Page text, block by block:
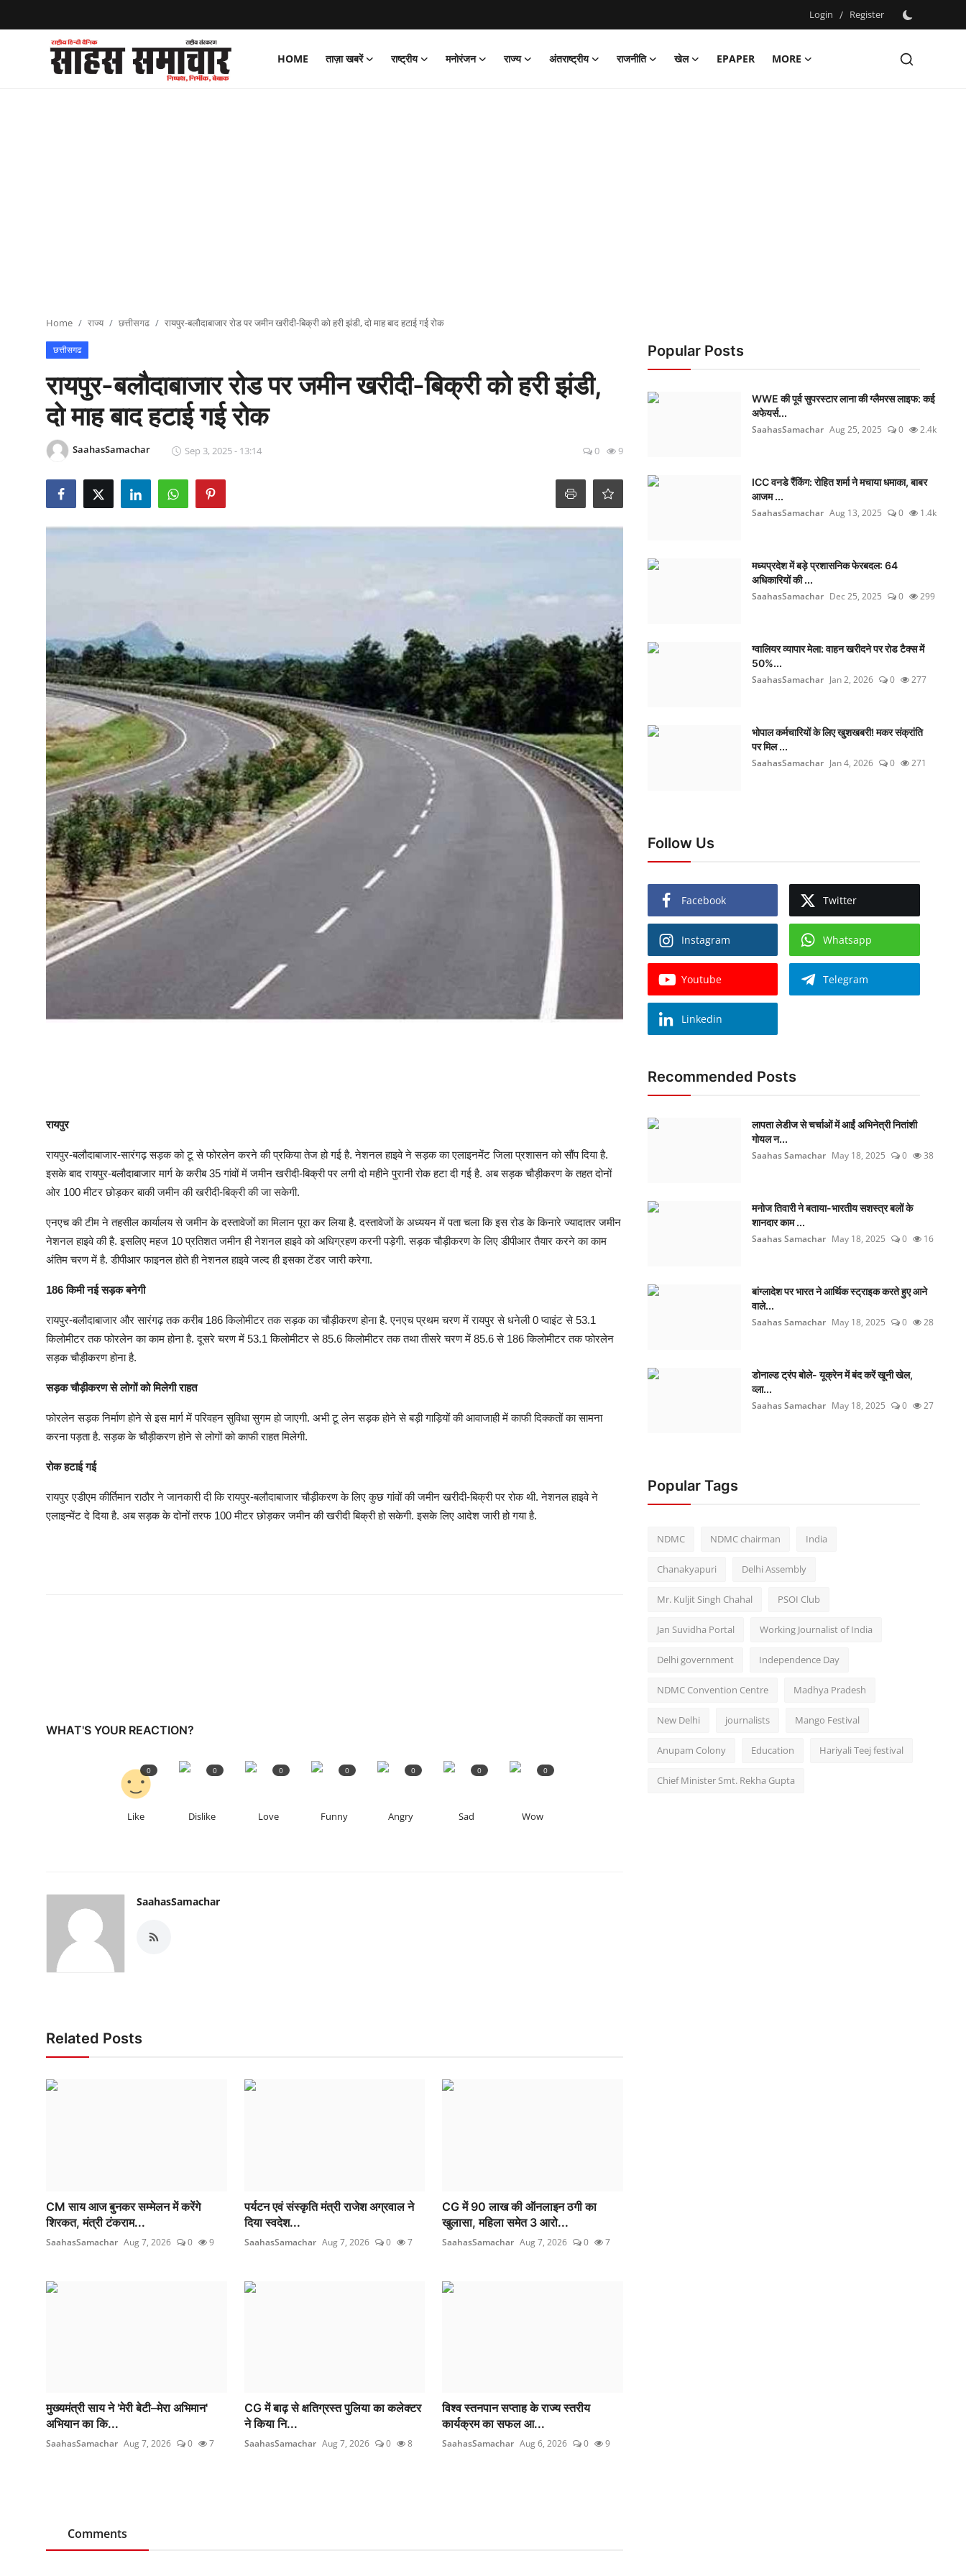
Login / Register
HOME ताज़ा खबरें राष्ट्रीय मनोरंजन राज्य अंतराष्ट्रीय राजनीति खेल EPAPER
MORE
Register
Home राज्य छत्तीसगढ रायपुर-बलौदाबाजार रोड पर जमीन खरीदी-बिक्री को हरी झंडी, दो माह बाद हटाई गई रोक
छत्तीसगढ
रायपुर-बलौदाबाजार रोड पर जमीन खरीदी-बिक्री को हरी झंडी,
दो माह बाद हटाई गई रोक
SaahasSamachar Sep 3, 2025 - 13:14 0 9
रायपुर
रायपुर-बलौदाबाजार-सारंगढ़ सड़क को टू से फोरलेन करने की प्रकिया तेज हो गई है. नेशनल हाइवे ने सड़क का एलाइनमेंट जिला प्रशासन को सौंप दिया है.
इसके बाद रायपुर-बलौदाबाजार मार्ग के करीब 35 गांवों में जमीन खरीदी-बिक्री पर लगी दो महीने पुरानी रोक हटा दी गई है. अब सड़क चौड़ीकरण के तहत दोनों
ओर 100 मीटर छोड़कर बाकी जमीन की खरीदी-बिक्री की जा सकेगी.
एनएच की टीम ने तहसील कार्यालय से जमीन के दस्तावेजों का मिलान पूरा कर लिया है. दस्तावेजों के अध्ययन में पता चला कि इस रोड के किनारे ज्यादातर जमीन
नेशनल हाइवे की है. इसलिए महज 10 प्रतिशत जमीन ही नेशनल हाइवे को अधिग्रहण करनी पड़ेगी. सड़क चौड़ीकरण के लिए डीपीआर तैयार करने का काम
अंतिम चरण में है. डीपीआर फाइनल होते ही नेशनल हाइवे जल्द ही इसका टेंडर जारी करेगा.
186 किमी नई सड़क बनेगी
रायपुर-बलौदाबाजार और सारंगढ़ तक करीब 186 किलोमीटर तक सड़क का चौड़ीकरण होना है. एनएच प्रथम चरण में रायपुर से धनेली 0 प्वाइंट से 53.1
किलोमीटर तक फोरलेन का काम होना है. दूसरे चरण में 53.1 किलोमीटर से 85.6 किलोमीटर तक तथा तीसरे चरण में 85.6 से 186 किलोमीटर तक फोरलेन
सड़क चौड़ीकरण होना है.
सड़क चौड़ीकरण से लोगों को मिलेगी राहत
फोरलेन सड़क निर्माण होने से इस मार्ग में परिवहन सुविधा सुगम हो जाएगी. अभी टू लेन सड़क होने से बड़ी गाड़ियों की आवाजाही में काफी दिक्कतों का सामना
करना पड़ता है. सड़क के चौड़ीकरण होने से लोगों को काफी राहत मिलेगी.
रोक हटाई गई
रायपुर एडीएम कीर्तिमान राठौर ने जानकारी दी कि रायपुर-बलौदाबाजार चौड़ीकरण के लिए कुछ गांवों की जमीन खरीदी-बिक्री पर रोक थी. नेशनल हाइवे ने
एलाइन्मेंट दे दिया है. अब सड़क के दोनों तरफ 100 मीटर छोड़कर जमीन की खरीदी बिक्री हो सकेगी. इसके लिए आदेश जारी हो गया है.
WHAT'S YOUR REACTION?
Like
0
Dislike
0
Love
0
Funny
0
Angry
0
Sad
0
Wow
0
SaahasSamachar
Related Posts
CM साय आज बुनकर सम्मेलन में करेंगे
शिरकत, मंत्री टंकराम...
SaahasSamachar Aug 7, 2026 0 9
पर्यटन एवं संस्कृति मंत्री राजेश अग्रवाल ने
दिया स्वदेश...
SaahasSamachar Aug 7, 2026 0 7
CG में 90 लाख की ऑनलाइन ठगी का
खुलासा, महिला समेत 3 आरो...
SaahasSamachar Aug 7, 2026 0 7
मुख्यमंत्री साय ने 'मेरी बेटी–मेरा अभिमान'
अभियान का कि...
SaahasSamachar Aug 7, 2026 0 7
CG में बाढ़ से क्षतिग्रस्त पुलिया का कलेक्टर
ने किया नि...
SaahasSamachar Aug 7, 2026 0 8
विश्व स्तनपान सप्ताह के राज्य स्तरीय
कार्यक्रम का सफल आ...
SaahasSamachar Aug 6, 2026 0 9
Comments
Popular Posts
WWE की पूर्व सुपरस्टार लाना की ग्लैमरस लाइफ: कई
अफेयर्स...
SaahasSamachar Aug 25, 2025 0 2.4k
ICC वनडे रैंकिंग: रोहित शर्मा ने मचाया धमाका, बाबर
आजम ...
SaahasSamachar Aug 13, 2025 0 1.4k
मध्यप्रदेश में बड़े प्रशासनिक फेरबदल: 64
अधिकारियों की ...
SaahasSamachar Dec 25, 2025 0 299
ग्वालियर व्यापार मेला: वाहन खरीदने पर रोड टैक्स में
50%...
SaahasSamachar Jan 2, 2026 0 277
भोपाल कर्मचारियों के लिए खुशखबरी! मकर संक्रांति
पर मिल ...
SaahasSamachar Jan 4, 2026 0 271
Follow Us
Facebook Twitter
Instagram Whatsapp
Youtube Telegram
Linkedin
Recommended Posts
लापता लेडीज से चर्चाओं में आईं अभिनेत्री नितांशी
गोयल न...
Saahas Samachar May 18, 2025 0 38
मनोज तिवारी ने बताया-भारतीय सशस्त्र बलों के
शानदार काम ...
Saahas Samachar May 18, 2025 0 16
बांग्लादेश पर भारत ने आर्थिक स्ट्राइक करते हुए आने
वाले...
Saahas Samachar May 18, 2025 0 28
डोनाल्ड ट्रंप बोले- यूक्रेन में बंद करें खूनी खेल,
व्ला...
Saahas Samachar May 18, 2025 0 27
Popular Tags
NDMC NDMC chairman India
Chanakyapuri Delhi Assembly
Mr. Kuljit Singh Chahal PSOI Club
Jan Suvidha Portal Working Journalist of India
Delhi government Independence Day
NDMC Convention Centre Madhya Pradesh
New Delhi journalists Mango Festival
Anupam Colony Education Hariyali Teej festival
Chief Minister Smt. Rekha Gupta